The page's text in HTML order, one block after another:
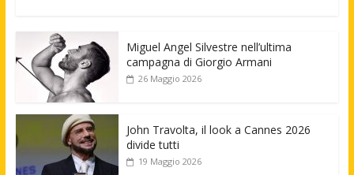
Miguel Angel Silvestre nell’ultima
campagna di Giorgio Armani
26 Maggio 2026
John Travolta, il look a Cannes 2026
divide tutti
19 Maggio 2026